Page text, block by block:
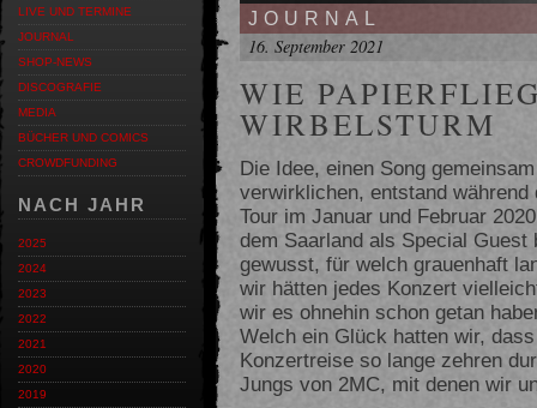
LIVE UND TERMINE
JOURNAL
SHOP-NEWS
DISCOGRAFIE
MEDIA
BÜCHER UND COMICS
CROWDFUNDING
NACH JAHR
2025
2024
2023
2022
2021
2020
2019
JOURNAL
16. September 2021
WIE
WIRBELSTURM
Die Idee, einen Song
verwirklichen, entstand
Tour im Januar und Februar
dem Saarland als Special
gewusst, für welch grauenhaft
wir hätten jedes Konzert
wir es ohnehin schon getan
Welch ein Glück hatten wir,
Konzertreise so lange zehren
Jungs von 2MC, mit denen wir